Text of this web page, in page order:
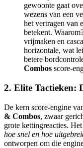
gewoonte gaat
wezens van een
het vertragen van
betekent.
vrijmaken en
horizontale, wat
betere
Combos score-
2. Elite Tactieken:
De kern score-engine
& Combos, zwaar
grote kettingreacties.
hoe snel en hoe
ontworpen om die